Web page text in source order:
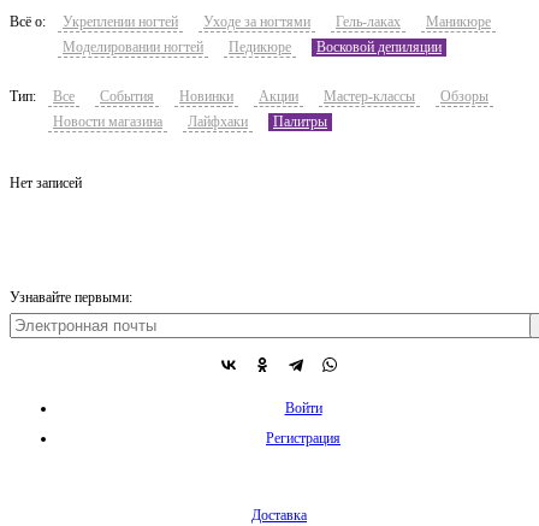
Всё о: Укреплении ногтей Уходе за ногтями Гель-лаках
Маникюре
Моделировании ногтей
Педикюре Восковой депиляции
Тип: Все События Новинки Акции Мастер-классы
Обзоры
Новости магазина
Лайфхаки Палитры
Нет записей
Узнавайте первыми:
Войти
Регистрация
Доставка